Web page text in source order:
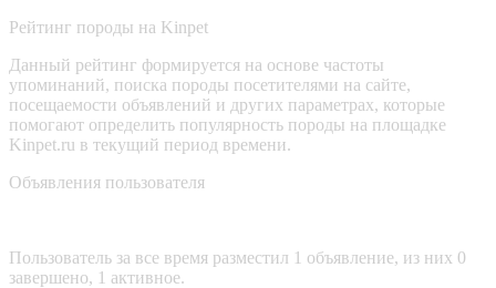
Рейтинг породы на Kinpet
Данный рейтинг формируется на основе частоты
упоминаний, поиска породы посетителями на сайте,
посещаемости объявлений и других параметрах, которые
помогают определить популярность породы на площадке
Kinpet.ru в текущий период времени.
Объявления пользователя
Пользователь за все время разместил 1 объявление, из них 0
завершено, 1 активное.